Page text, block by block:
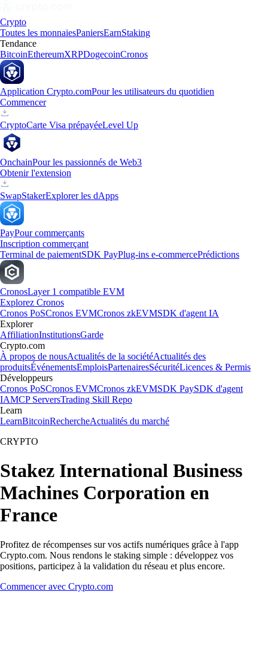
Crypto
Toutes les monnaiesPaniersEarnStaking
Tendance
BitcoinEthereumXRPDogecoinCronos
Application Crypto.comPour les utilisateurs du quotidien
Commencer
CryptoCarte Visa prépayéeLevel Up
OnchainPour les passionnés de Web3
Obtenir l'extension
SwapStakerExplorer les dApps
PayPour commerçants
Inscription commerçant
Terminal de paiementSDK PayPlug-ins e-commercePrédictions
CronosLayer 1 compatible EVM
Explorez Cronos
Cronos PoSCronos EVMCronos zkEVMSDK d'agent IA
Explorer
AffiliationInstitutionsGarde
Crypto.com
À propos de nousActualités de la sociétéActualités des
produitsÉvénementsEmploisPartenairesSécuritéLicences & Permis
Développeurs
Cronos PoSCronos EVMCronos zkEVMSDK PaySDK d'agent
IAMCP ServersTrading Skill Repo
Learn
LearnBitcoinRechercheActualités du marché
CRYPTO
Stakez International Business
Machines Corporation en
France
Profitez de récompenses sur vos actifs numériques grâce à l'app
Crypto.com. Nous rendons le staking simple : développez vos
positions, participez à la validation du réseau et plus encore.
Commencer avec Crypto.com